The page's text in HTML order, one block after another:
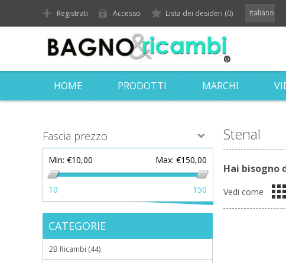
Registrati Accesso Lista dei desideri (0) Italiano
HOME PRODOTTI MARCHI
Stenal
Hai bisogno
Vedi come
Fascia prezzo
Min: €10,00 Max: €150,00
10 150
CATEGORIE
2B Ricambi (44)